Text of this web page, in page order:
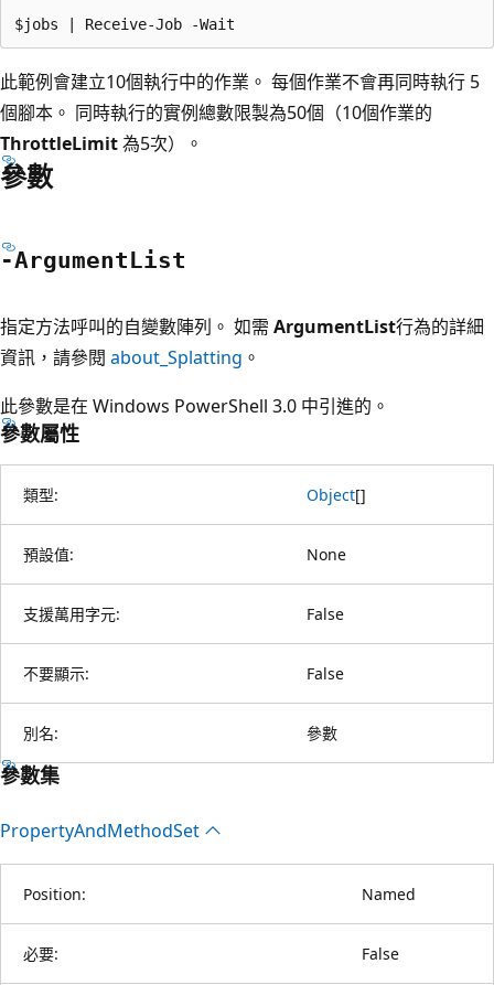
此範例會建立10個執行中的作業。 每個作業不會再同時執行 5
個腳本。 同時執行的實例總數限製為50個（10個作業的
ThrottleLimit為5次）。
參數
-ArgumentList
指定方法呼叫的自變數陣列。 如需 ArgumentList行為的詳細
資訊，請參閱 about_Splatting 。
此參數是在 Windows PowerShell 3.0 中引進的。
參數屬性
類型: Object[]
預設值: None
支援萬用字元: False
不要顯示: False
別名: 參數
參數集
PropertyAndMethodSet
Position: Named
必要: False